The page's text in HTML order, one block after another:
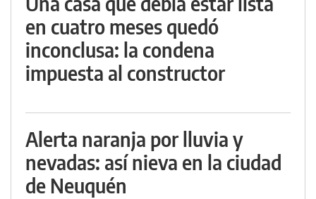
en cuatro meses quedó
inconclusa: la condena
impuesta al constructor
Alerta naranja por lluvia y
nevadas: así nieva en la ciudad
de Neuquén